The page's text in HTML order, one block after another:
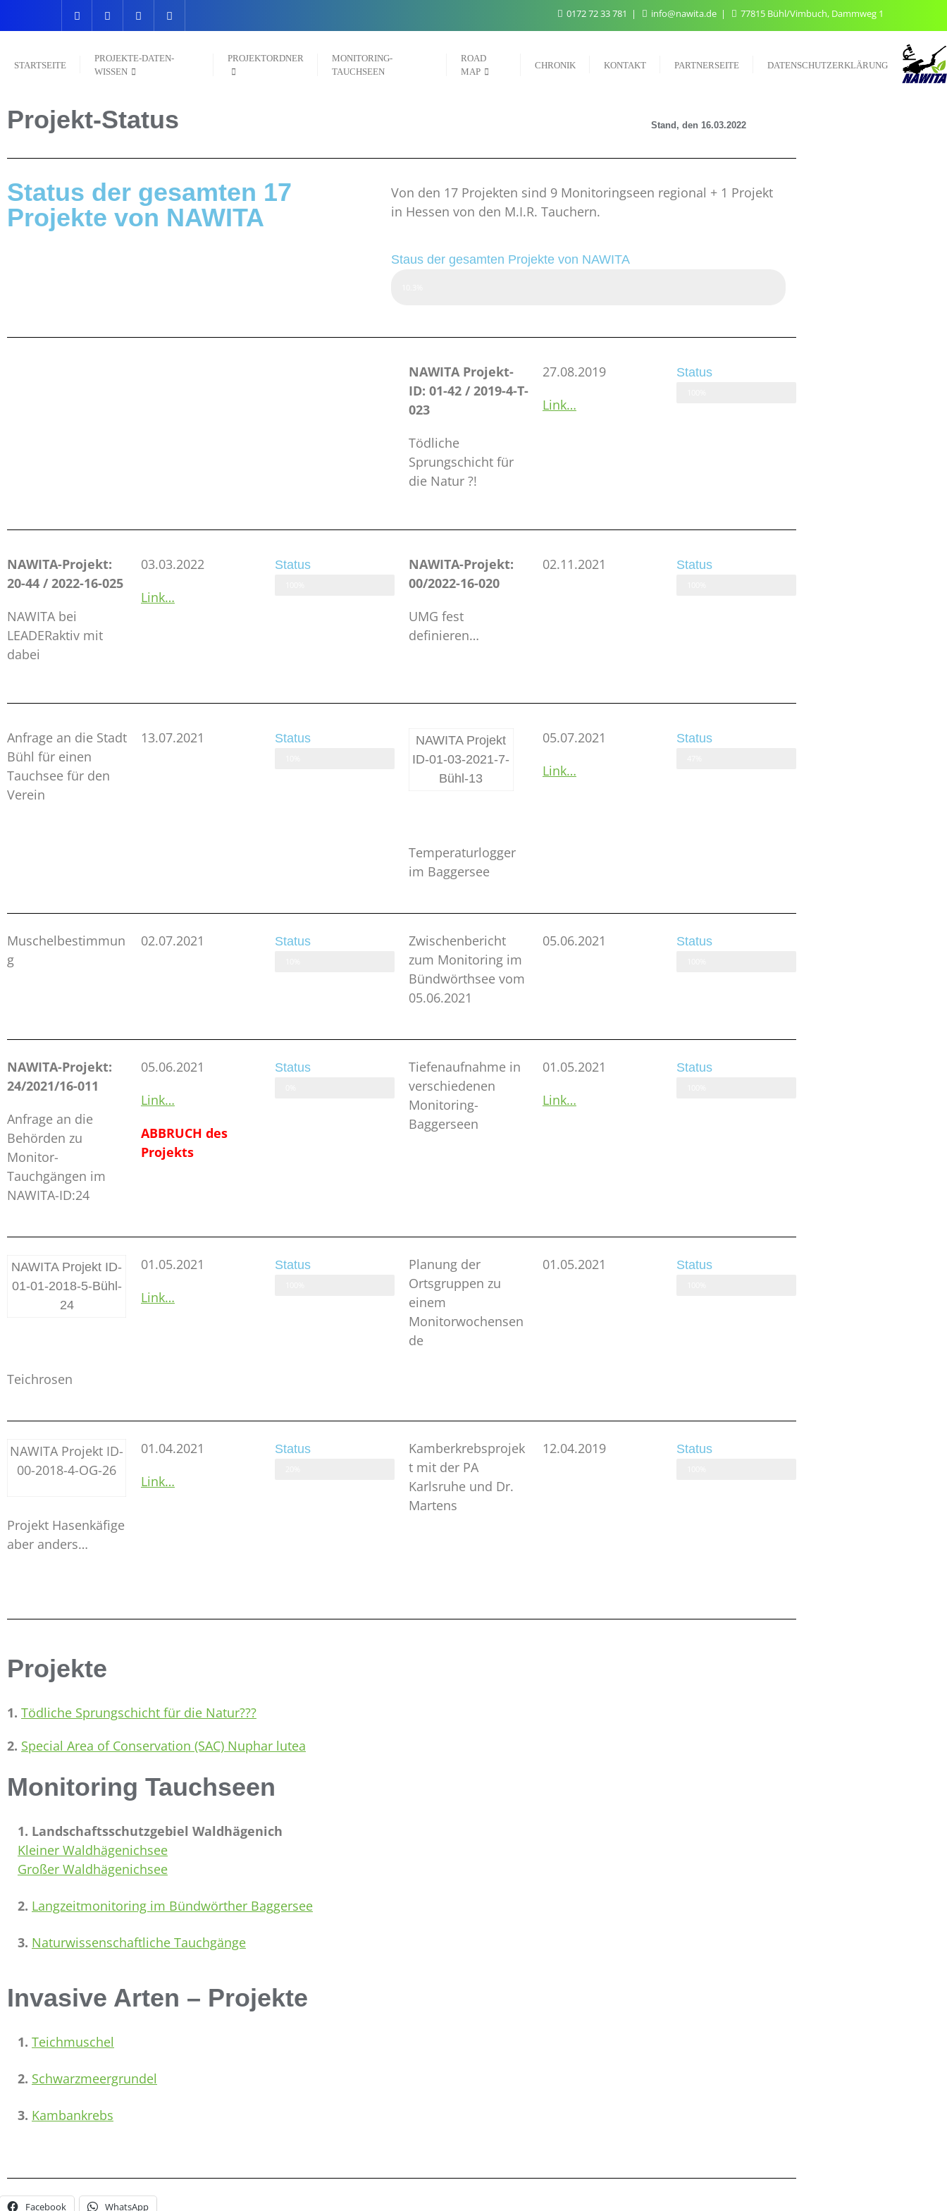
0172 72 33 781 info@nawita.de 77815 Bühl/Vimbuch, Dammweg 1
STARTSEITE
PROJEKTE-DATEN-
WISSEN
PROJEKTORDNER
MONITORING-
TAUCHSEEN
ROAD
MAP
CHRONIK KONTAKT PARTNERSEITE DATENSCHUTZERKLÄRUNG
Projekt-Status Stand, den 16.03.2022
Status der gesamten 17
Projekte von NAWITA
Von den 17 Projekten sind 9 Monitoringseen regional + 1 Projekt
in Hessen von den M.I.R. Tauchern.
Staus der gesamten Projekte von NAWITA
NAWITA Projekt-
ID: 01-42 / 2019-4-T-
023
Tödliche
Sprungschicht für
die Natur ?!
27.08.2019
Link…
Status
NAWITA-Projekt:
20-44 / 2022-16-025
NAWITA bei
LEADERaktiv mit
dabei
03.03.2022
Link…
Status
NAWITA-Projekt:
00/2022-16-020
UMG fest
definieren…
02.11.2021 Status
Anfrage an die Stadt
Bühl für einen
Tauchsee für den
Verein
13.07.2021 Status
NAWITA Projekt
ID-01-03-2021-7-
Bühl-13
Temperaturlogger
im Baggersee
05.07.2021
Link…
Status
Muschelbestimmun
g
02.07.2021 Status
Zwischenbericht
zum Monitoring im
Bündwörthsee vom
05.06.2021
05.06.2021 Status
NAWITA-Projekt:
24/2021/16-011
Anfrage an die
Behörden zu
Monitor-
Tauchgängen im
NAWITA-ID:24
05.06.2021
Link…
ABBRUCH des
Projekts
Status
Tiefenaufnahme in
verschiedenen
Monitoring-
Baggerseen
01.05.2021
Link…
Status
NAWITA Projekt ID-
01-01-2018-5-Bühl-
24
Teichrosen
01.05.2021
Link…
Status
Planung der
Ortsgruppen zu
einem
Monitorwochensen
de
01.05.2021 Status
NAWITA Projekt ID-
00-2018-4-OG-26
Projekt Hasenkäfige
aber anders…
01.04.2021
Link…
Status
Kamberkrebsprojek
t mit der PA
Karlsruhe und Dr.
Martens
12.04.2019 Status
Projekte
1. Tödliche Sprungschicht für die Natur???
2. Special Area of Conservation (SAC) Nuphar lutea
Monitoring Tauchseen
1. Landschaftsschutzgebiel Waldhägenich
Kleiner Waldhägenichsee
Großer Waldhägenichsee
2. Langzeitmonitoring im Bündwörther Baggersee
3. Naturwissenschaftliche Tauchgänge
Invasive Arten – Projekte
1. Teichmuschel
2. Schwarzmeergrundel
3. Kambankrebs
Facebook WhatsApp